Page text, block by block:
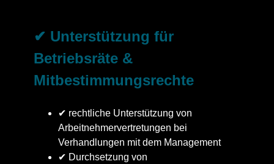
✔ Unterstützung für
Betriebsräte &
Mitbestimmungsrechte
✔ rechtliche Unterstützung von
Arbeitnehmervertretungen bei
Verhandlungen mit dem Management
✔ Durchsetzung von